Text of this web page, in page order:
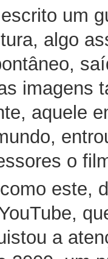
um
algo
imagens
aquele
o
este,
a